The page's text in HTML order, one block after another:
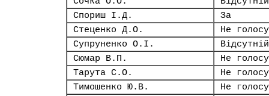
Спориш І.Д.
За
Стеценко Д.О.
Не
Супруненко О.І.
Відсутній
Сюмар В.П.
Не
Тарута С.О.
Не
Тимошенко Ю.В.
Не